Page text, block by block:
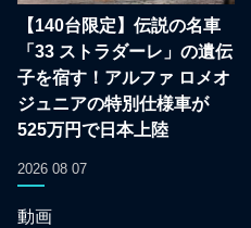
【140台限定】伝説の名車
「33 ストラダーレ」の遺伝
子を宿す！アルファ ロメオ
ジュニアの特別仕様車が
525万円で日本上陸
2026 08 07
動画